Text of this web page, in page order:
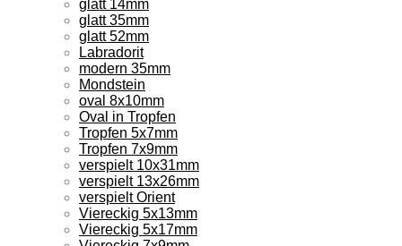
glatt 14mm
glatt 35mm
glatt 52mm
Labradorit
modern 35mm
Mondstein
oval 8x10mm
Oval in Tropfen
Tropfen 5x7mm
Tropfen 7x9mm
verspielt 10x31mm
verspielt 13x26mm
verspielt Orient
Viereckig 5x13mm
Viereckig 5x17mm